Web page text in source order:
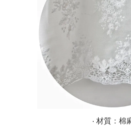
‧ 材質：棉